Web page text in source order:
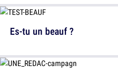
Es-tu un beauf ?